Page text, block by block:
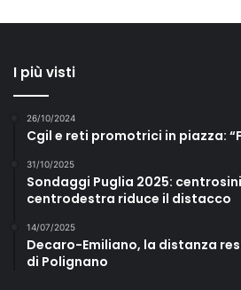
I più visti
26/10/2024
Cgil e reti promotrici in piazza:
31/10/2025
Sondaggi Puglia 2025:
centrodestra riduce il distacco
14/07/2025
Decaro-Emiliano, la distanza
di Polignano